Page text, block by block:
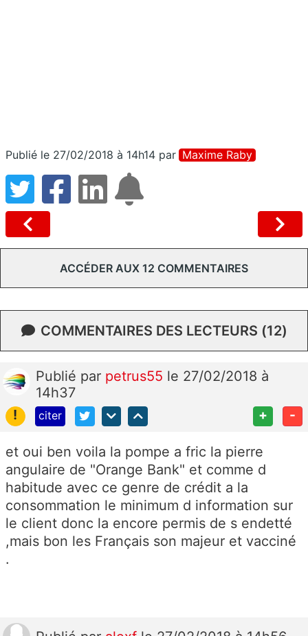
Publié le 27/02/2018 à 14h14 par Maxime Raby
ACCÉDER AUX 12 COMMENTAIRES
COMMENTAIRES DES LECTEURS (12)
Publié par petrus55 le 27/02/2018 à
14h37
!
citer + -
et oui ben voila la pompe a fric la pierre
angulaire de "Orange Bank" et comme d
habitude avec ce genre de crédit a la
consommation le minimum d information sur
le client donc la encore permis de s endetté
,mais bon les Français son majeur et vacciné
.